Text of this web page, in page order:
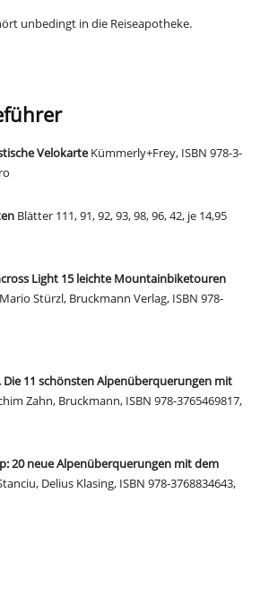
unbedingt in die Reiseapotheke.
VelokarteKümmerly+Frey, ISBN 978-3-
Blätter 111, 91, 92, 93, 98, 96, 42, je 14,95
Light 15 leichte Mountainbiketouren
Mario Stürzl, Bruckmann Verlag, ISBN 978-
Die 11 schönsten Alpenüberquerungen mit
Zahn, Bruckmann, ISBN 978-3765469817,
20 neue Alpenüberquerungen mit dem
Delius Klasing, ISBN 978-3768834643,